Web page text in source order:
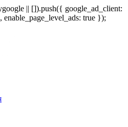
|| []).push({ google_ad_client:
true });